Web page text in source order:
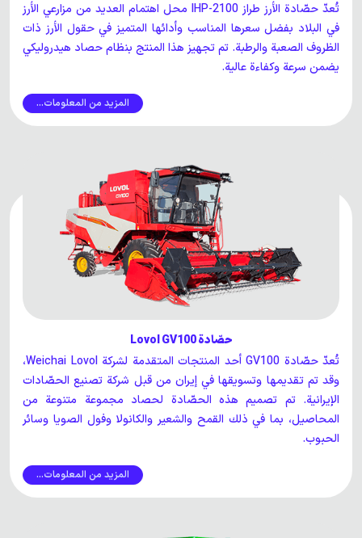
تُعدّ حصّادة الأرز طراز IHP-2100 محل اهتمام العديد من مزارعي الأرز
في البلاد بفضل سعرها المناسب وأدائها المتميز في حقول الأرز ذات
الظروف الصعبة والرطبة. تم تجهيز هذا المنتج بنظام حصاد هيدروليكي
يضمن سرعة وكفاءة عالية.
المزيد من المعلومات...
حصّادة Lovol GV100
تُعدّ حصّادة GV100 أحد المنتجات المتقدمة لشركة Weichai Lovol،
وقد تم تقديمها وتسويقها في إيران من قبل شركة تصنيع الحصّادات
الإيرانية. تم تصميم هذه الحصّادة لحصاد مجموعة متنوعة من
المحاصيل، بما في ذلك القمح والشعير والكانولا وفول الصويا وسائر
الحبوب.
المزيد من المعلومات...